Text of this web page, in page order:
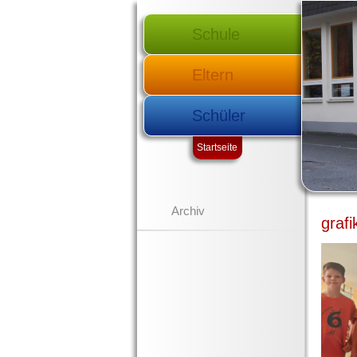
Schule
Eltern
Schüler
Startseite
Archiv